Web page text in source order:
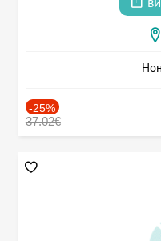
-25%
37.02€